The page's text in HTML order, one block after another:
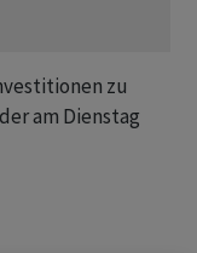
zu
am Dienstag